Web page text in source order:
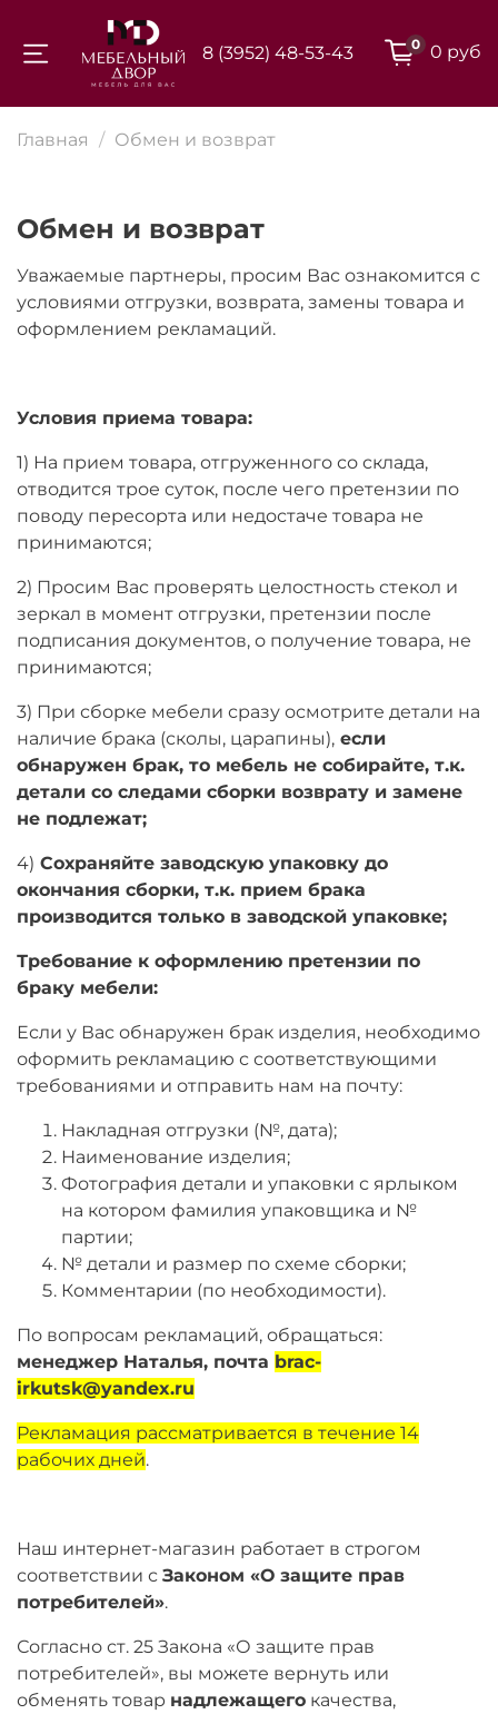
8 (3952) 48-53-43 0 0 руб
Главная Обмен и возврат
Обмен и возврат
Уважаемые партнеры, просим Вас ознакомится с
условиями отгрузки, возврата, замены товара и
оформлением рекламаций.
Условия приема товара:
1) На прием товара, отгруженного со склада,
отводится трое суток, после чего претензии по
поводу пересорта или недостаче товара не
принимаются;
2) Просим Вас проверять целостность стекол и
зеркал в момент отгрузки, претензии после
подписания документов, о получение товара, не
принимаются;
3) При сборке мебели сразу осмотрите детали на
наличие брака (сколы, царапины), если
обнаружен брак, то мебель не собирайте, т.к.
детали со следами сборки возврату и замене
не подлежат;
4) Сохраняйте заводскую упаковку до
окончания сборки, т.к. прием брака
производится только в заводской упаковке;
Требование к оформлению претензии по
браку мебели:
Если у Вас обнаружен брак изделия, необходимо
оформить рекламацию с соответствующими
требованиями и отправить нам на почту:
Накладная отгрузки (№, дата);
Наименование изделия;
Фотография детали и упаковки с ярлыком
на котором фамилия упаковщика и №
партии;
№ детали и размер по схеме сборки;
Комментарии (по необходимости).
По вопросам рекламаций, обращаться:
менеджер Наталья, почта brac-
irkutsk@yandex.ru
Рекламация рассматривается в течение 14
рабочих дней.
Наш интернет-магазин работает в строгом
соответствии с Законом «О защите прав
потребителей».
Согласно ст. 25 Закона «О защите прав
потребителей», вы можете вернуть или
обменять товар надлежащего качества,
Для клиентов всех банков
оплату на части
Сегодня
25%
Добавляйте товары
Оплачивайте сегодня только 25% картой
любого банка
Получайте товар
выбранный способом
Оставшиеся75% будут
списыватьсяс вашей карты
по25%каждые 2 недели
Подробнее
об оплате Плайтом
раз в 2 недели
раз в 2 недели
8 800 302-02-51